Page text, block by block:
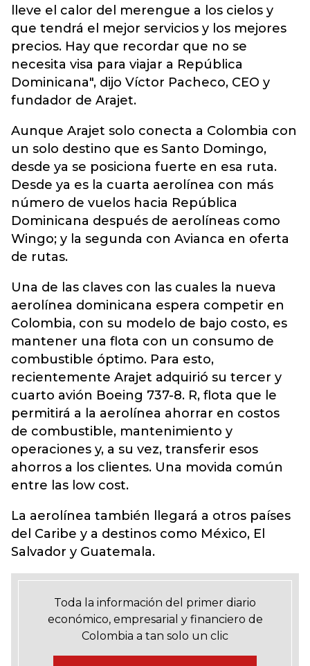
lleve el calor del merengue a los cielos y
que tendrá el mejor servicios y los mejores
precios. Hay que recordar que no se
necesita visa para viajar a República
Dominicana", dijo Víctor Pacheco, CEO y
fundador de Arajet.
Aunque Arajet solo conecta a Colombia con
un solo destino que es Santo Domingo,
desde ya se posiciona fuerte en esa ruta.
Desde ya es la cuarta aerolínea con más
número de vuelos hacia República
Dominicana después de aerolíneas como
Wingo; y la segunda con Avianca en oferta
de rutas.
Una de las claves con las cuales la nueva
aerolínea dominicana espera competir en
Colombia, con su modelo de bajo costo, es
mantener una flota con un consumo de
combustible óptimo. Para esto,
recientemente Arajet adquirió su tercer y
cuarto avión Boeing 737-8. R, flota que le
permitirá a la aerolínea ahorrar en costos
de combustible, mantenimiento y
operaciones y, a su vez, transferir esos
ahorros a los clientes. Una movida común
entre las low cost.
La aerolínea también llegará a otros países
del Caribe y a destinos como México, El
Salvador y Guatemala.
Toda la información del primer diario
económico, empresarial y financiero de
Colombia a tan solo un clic